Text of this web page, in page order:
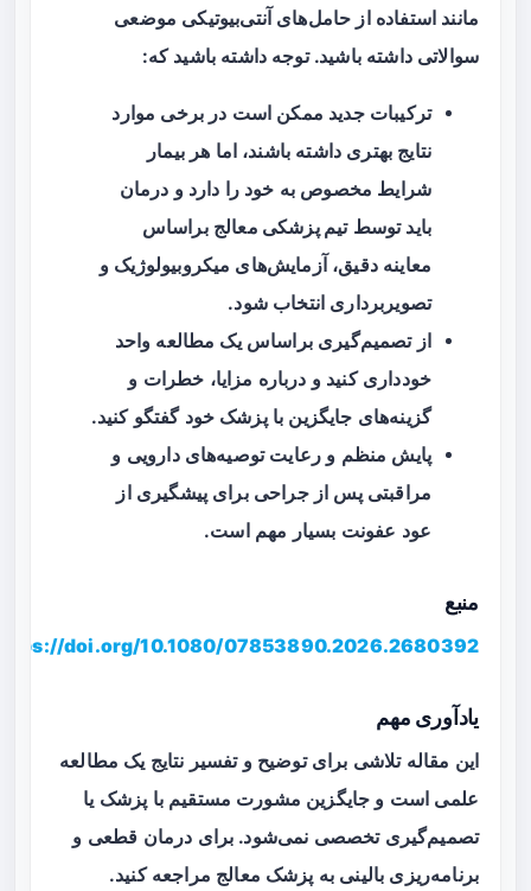
مانند استفاده از حامل‌های آنتی‌بیوتیکی موضعی
سوالاتی داشته باشید. توجه داشته باشید که:
ترکیبات جدید ممکن است در برخی موارد
نتایج بهتری داشته باشند، اما هر بیمار
شرایط مخصوص به خود را دارد و درمان
باید توسطتیم پزشکی معالج براساس
معاینه دقیق، آزمایش‌های میکروبیولوژیک و
تصویربرداری انتخاب شود.
از تصمیم‌گیری براساس یک مطالعه واحد
خودداری کنید و درباره مزایا، خطرات و
گزینه‌های جایگزین با پزشک خود گفتگو کنید.
پایش منظم و رعایت توصیه‌های دارویی و
مراقبتی پس از جراحی برای پیشگیری از
عود عفونت بسیار مهم است.
منبع
doi.org/10.1080/07853890.2026.2680392
یادآوری مهم
این مقاله تلاشی برای توضیح و تفسیر نتایج یک مطالعه
علمی است و جایگزین مشورت مستقیم با پزشک یا
تصمیم‌گیری تخصصی نمی‌شود. برای درمان قطعی و
برنامه‌ریزی بالینی به پزشک معالج مراجعه کنید.